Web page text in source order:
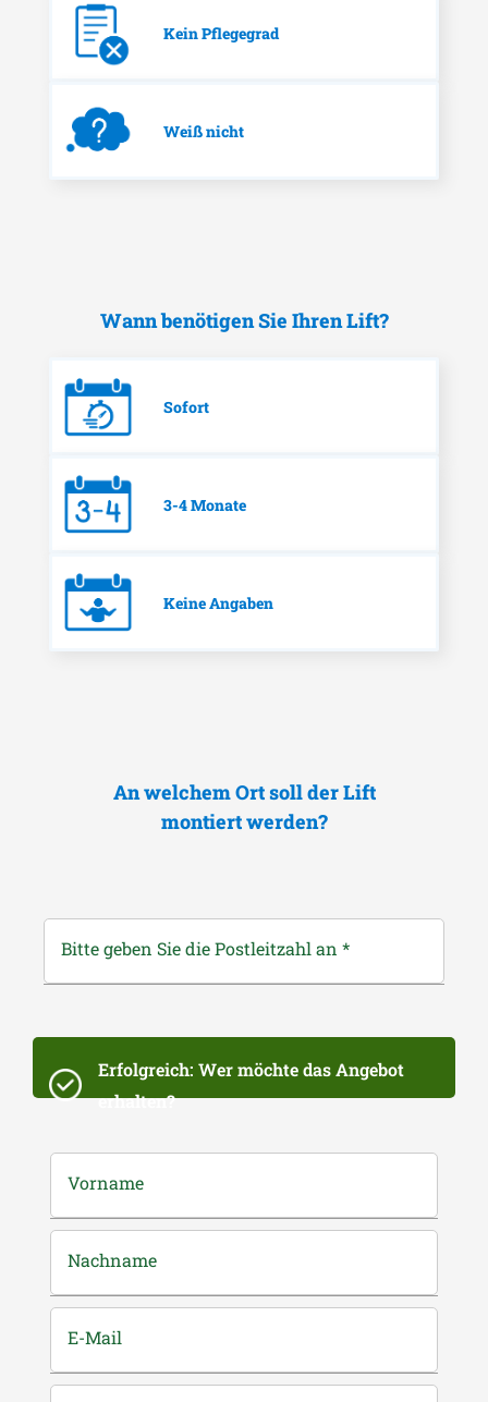
Kein Pflegegrad
Weiß nicht
Wann benötigen Sie Ihren Lift?
Sofort
3-4 Monate
Keine Angaben
An welchem Ort soll der Lift
montiert werden?
Bitte geben Sie die Postleitzahl an *
Erfolgreich: Wer möchte das Angebot
erhalten?
Vorname
Nachname
E-Mail